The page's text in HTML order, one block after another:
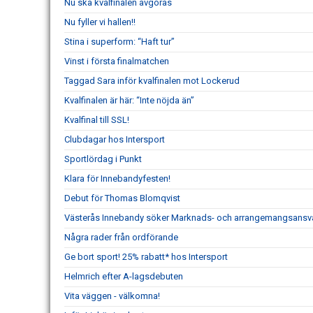
Nu ska kvalfinalen avgöras
Nu fyller vi hallen!!
Stina i superform: “Haft tur”
Vinst i första finalmatchen
Taggad Sara inför kvalfinalen mot Lockerud
Kvalfinalen är här: “Inte nöjda än”
Kvalfinal till SSL!
Clubdagar hos Intersport
Sportlördag i Punkt
Klara för Innebandyfesten!
Debut för Thomas Blomqvist
Västerås Innebandy söker Marknads- och
Några rader från ordförande
Ge bort sport! 25% rabatt* hos Intersport
Helmrich efter A-lagsdebuten
Vita väggen - välkomna!